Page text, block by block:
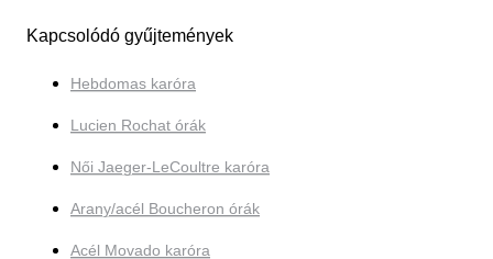
Kapcsolódó gyűjtemények
Hebdomas karóra
Lucien Rochat órák
Női Jaeger-LeCoultre karóra
Arany/acél Boucheron órák
Acél Movado karóra